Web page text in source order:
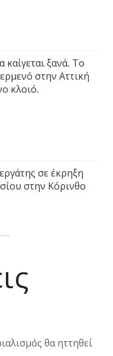
καίγεται ξανά. Το
στην Αττική
κλοιό.
σε έκρηξη
στην Κόρινθο
θα ηττηθεί